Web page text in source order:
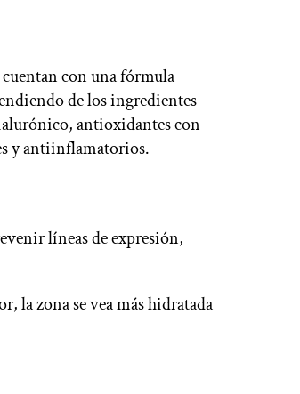
con una fórmula
de los ingredientes
antioxidantes con
y antiinflamatorios.
líneas de expresión,
la zona se vea más hidratada